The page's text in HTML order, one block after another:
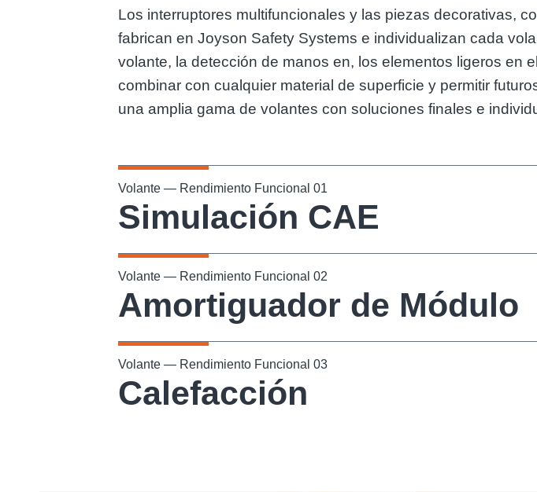
Los interruptores multifuncionales y las piezas decorativas,
fabrican en Joyson Safety Systems e individualizan cada
volante, la detección de manos en, los elementos ligeros en
combinar con cualquier material de superficie y permitir
una amplia gama de volantes con soluciones finales e
Volante — Rendimiento Funcional 01
Simulación CAE
Volante — Rendimiento Funcional 02
Amortiguador de Módulo
Volante — Rendimiento Funcional 03
Calefacción